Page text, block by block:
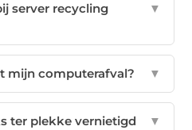
server recycling
▼
mijn computerafval? ▼
ter plekke vernietigd
▼